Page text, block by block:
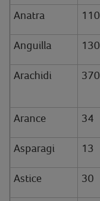
Anatra 110
Anguilla 130
Arachidi 370
Arance 34
Asparagi 13
Astice 30